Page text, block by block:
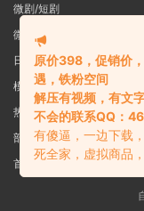
微剧/短剧
微密圈
日系写真
模特女神
热舞视频
部分预览图
首页
原价398，促销价
遇，铁粉空间
解压有视频，有文
不会的联系QQ：
有傻逼，一边下载
死全家，虚拟商品